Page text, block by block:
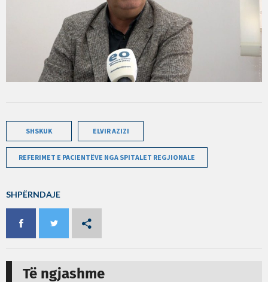
SHSKUK ELVIR AZIZI
REFERIMET E PACIENTËVE NGA SPITALET REGJIONALE
SHPËRNDAJE
Të ngjashme